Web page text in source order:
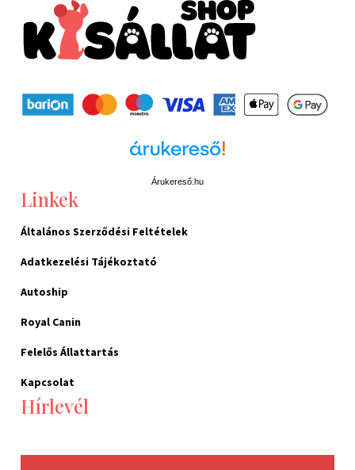
Árukereső.hu
Linkek
Általános Szerződési Feltételek
Adatkezelési Tájékoztató
Autoship
Royal Canin
Felelős Állattartás
Kapcsolat
Hírlevél